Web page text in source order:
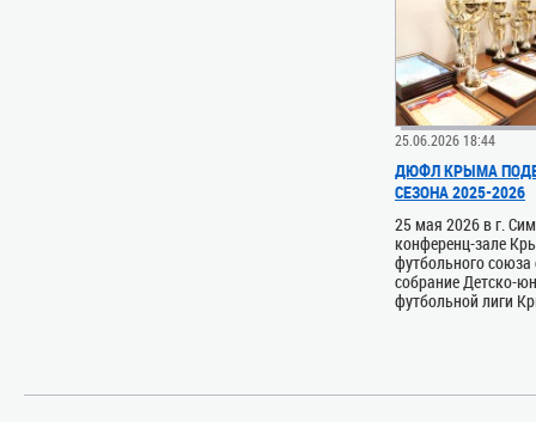
25.06.2026 18:44
ДЮФЛ КРЫМА
СЕЗОНА 2025-2026
25 мая 2026 в г.
конференц-зале
футбольного союза
собрание Детско-
футбольной лиги